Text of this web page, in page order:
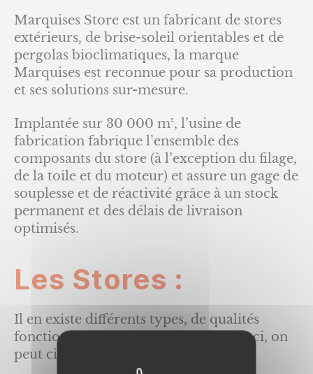
Marquises Store est un fabricant de stores
extérieurs, de brise-soleil orientables et de
pergolas bioclimatiques, la marque
Marquises est reconnue pour sa production
et ses solutions sur-mesure.
Implantée sur 30 000 m², l’usine de
fabrication fabrique l’ensemble des
composants du store (à l’exception du filage,
de la toile et du moteur) et assure un gage de
souplesse et de réactivité grâce à un stock
permanent et des délais de livraison
optimisés.
Les Stores :
Il en existe différents types, de qualités
fonctionnelles distinctes. Parmi ceux-ci, on
peut citer :